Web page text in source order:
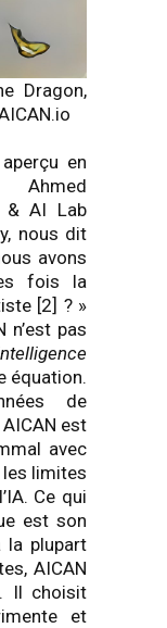
Dragon,
en
Ahmed
& AI Lab
nous dit
avons
fois la
[2] ? »
n’est pas
équation.
de
est
avec
limites
Ce qui
est son
la plupart
AICAN
Il choisit
et